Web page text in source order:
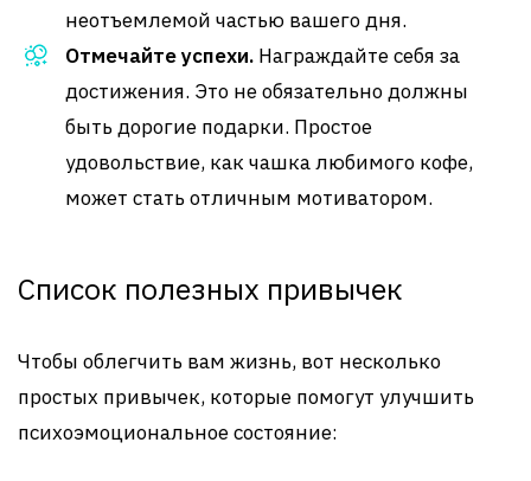
неотъемлемой частью вашего дня.
Отмечайте успехи. Награждайте себя за
достижения. Это не обязательно должны
быть дорогие подарки. Простое
удовольствие, как чашка любимого кофе,
может стать отличным мотиватором.
Список полезных привычек
Чтобы облегчить вам жизнь, вот несколько
простых привычек, которые помогут улучшить
психоэмоциональное состояние: